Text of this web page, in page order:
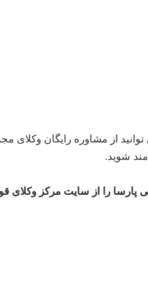
از مشاوره رایگان وکلای
شوید.
را از سایت مرکز وکلای